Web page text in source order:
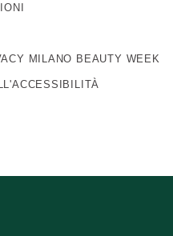
MILANO BEAUTY WEEK